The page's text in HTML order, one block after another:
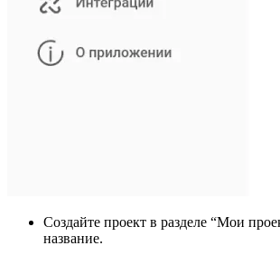
Создайте проект в разделе “Мои
название.